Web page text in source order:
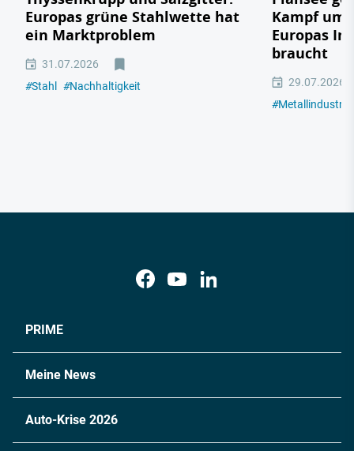
Europas grüne Stahlwette hat
ein Marktproblem
31.07.2026
#Stahl #Nachhaltigkeit
Kampf um
Europas
braucht
29.07.2026
#Metallindustrie
PRIME
Meine News
Auto-Krise 2026